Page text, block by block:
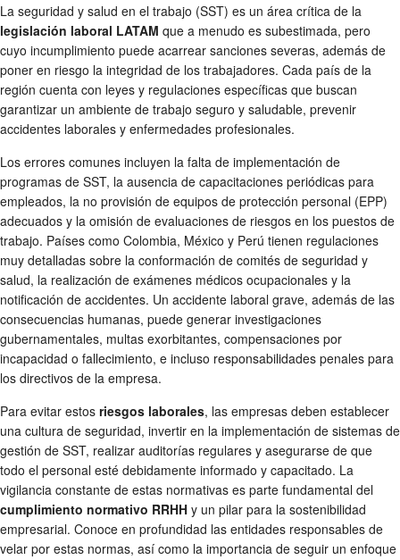
La seguridad y salud en el trabajo (SST) es un área crítica de la
legislación laboral LATAM que a menudo es subestimada, pero
cuyo incumplimiento puede acarrear sanciones severas, además de
poner en riesgo la integridad de los trabajadores. Cada país de la
región cuenta con leyes y regulaciones específicas que buscan
garantizar un ambiente de trabajo seguro y saludable, prevenir
accidentes laborales y enfermedades profesionales.
Los errores comunes incluyen la falta de implementación de
programas de SST, la ausencia de capacitaciones periódicas para
empleados, la no provisión de equipos de protección personal (EPP)
adecuados y la omisión de evaluaciones de riesgos en los puestos de
trabajo. Países como Colombia, México y Perú tienen regulaciones
muy detalladas sobre la conformación de comités de seguridad y
salud, la realización de exámenes médicos ocupacionales y la
notificación de accidentes. Un accidente laboral grave, además de las
consecuencias humanas, puede generar investigaciones
gubernamentales, multas exorbitantes, compensaciones por
incapacidad o fallecimiento, e incluso responsabilidades penales para
los directivos de la empresa.
Para evitar estos riesgos laborales, las empresas deben establecer
una cultura de seguridad, invertir en la implementación de sistemas de
gestión de SST, realizar auditorías regulares y asegurarse de que
todo el personal esté debidamente informado y capacitado. La
vigilancia constante de estas normativas es parte fundamental del
cumplimiento normativo RRHH y un pilar para la sostenibilidad
empresarial. Conoce en profundidad las entidades responsables de
velar por estas normas, así como la importancia de seguir un enfoque